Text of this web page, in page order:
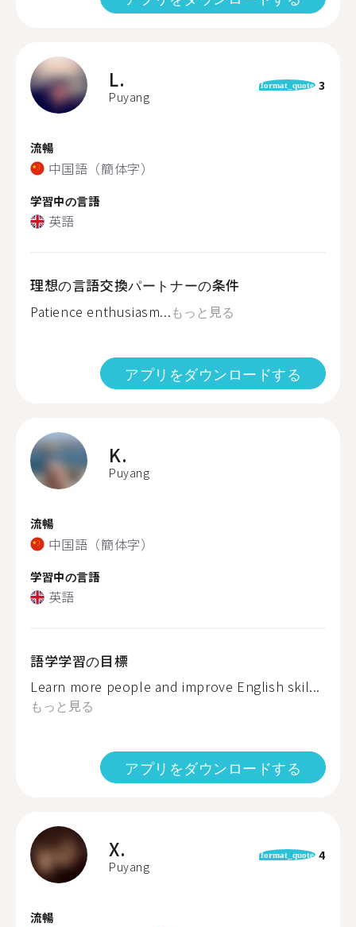
L.
Puyang
format_quote 3
流暢
中国語（簡体字）
学習中の言語
英語
理想の言語交換パートナーの条件
Patience enthusiasm...もっと見る
アプリをダウンロードする
K.
Puyang
流暢
中国語（簡体字）
学習中の言語
英語
語学学習の目標
Learn more people and improve English skil...
もっと見る
アプリをダウンロードする
X.
Puyang
format_quote 4
流暢